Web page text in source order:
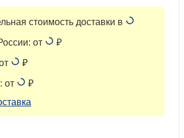
стоимость доставки в
от ₽
₽
от
₽